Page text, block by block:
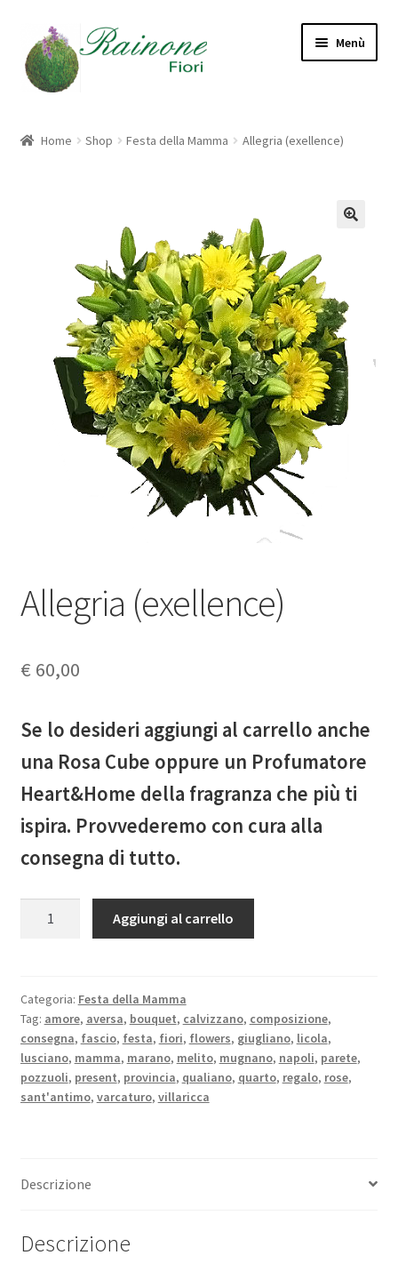
alla
navigazione
al
contenuto
Menù
Modalità di Pagamento
My Account
Request a Quote
Home Shop Festa della Mamma Allegria (exellence)
Allegria (exellence)
€ 60,00
Se lo desideri aggiungi al carrello anche
una Rosa Cube oppure un Profumatore
Heart&Home della fragranza che più ti
ispira. Provvederemo con cura alla
consegna di tutto.
Aggiungi al carrello
Categoria: Festa della Mamma
Tag: amore, aversa, bouquet, calvizzano, composizione,
consegna, fascio, festa, fiori, flowers, giugliano, licola,
lusciano, mamma, marano, melito, mugnano, napoli, parete,
pozzuoli, present, provincia, qualiano, quarto, regalo, rose,
sant'antimo, varcaturo, villaricca
Descrizione
Descrizione